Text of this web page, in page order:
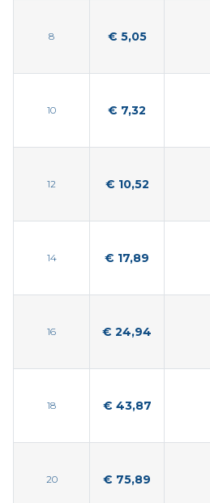
8 € 5,05
10 € 7,32
12 € 10,52
14 € 17,89
16 € 24,94
18 € 43,87
20 € 75,89